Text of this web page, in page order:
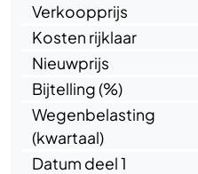
Verkoopprijs
Kosten rijklaar
Nieuwprijs
Bijtelling (%)
Wegenbelasting
(kwartaal)
Datum deel 1